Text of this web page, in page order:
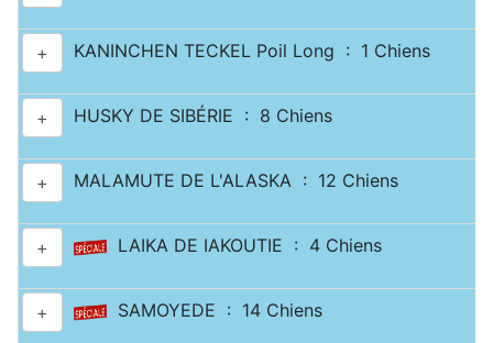
+ KANINCHEN TECKEL Poil Long : 1 Chiens
+ HUSKY DE SIBÉRIE : 8 Chiens
+ MALAMUTE DE L'ALASKA : 12 Chiens
+ LAIKA DE IAKOUTIE : 4 Chiens
+ SAMOYEDE : 14 Chiens